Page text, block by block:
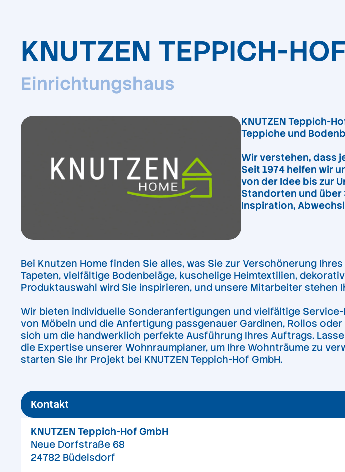
KNUTZEN TEPPICH-
Einrichtungshaus
KNUTZEN Teppich-
Teppiche und
Wir verstehen, dass
Seit 1974 helfen wir
von der Idee bis zur
Standorten und
Inspiration,
Bei Knutzen Home finden Sie alles, was Sie zur Verschönerung
Tapeten, vielfältige Bodenbeläge, kuschelige Heimtextilien,
Produktauswahl wird Sie inspirieren, und unsere Mitarbeiter
Wir bieten individuelle Sonderanfertigungen und vielfältige
von Möbeln und die Anfertigung passgenauer Gardinen, Rollos
sich um die handwerklich perfekte Ausführung Ihres Auftrags.
die Expertise unserer Wohnraumplaner, um Ihre Wohnträume zu
starten Sie Ihr Projekt bei KNUTZEN Teppich-Hof GmbH.
Kontakt
KNUTZEN Teppich-Hof GmbH
Neue Dorfstraße 68
24782 Büdelsdorf